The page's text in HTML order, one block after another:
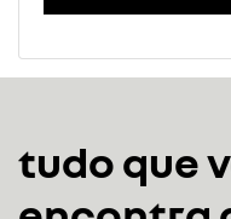
tudo que